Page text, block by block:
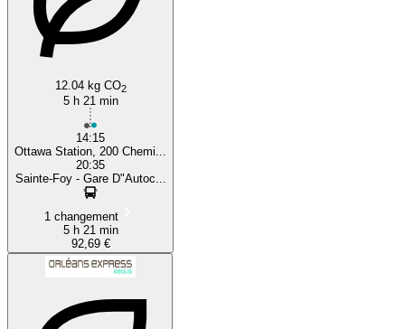
Ottawa
12.04 kg CO2
5 h 21 min
14:15
Ottawa Station, 200 Chemi...
20:35
Sainte-Foy - Gare D"Autoc...
1 changement
5 h 21 min
92,69 €